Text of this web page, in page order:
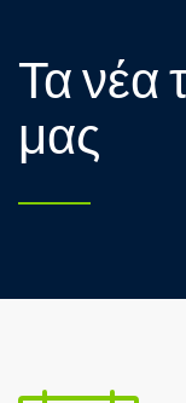
Τα νέα
μας